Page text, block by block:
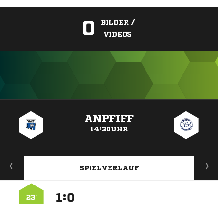
0
BILDER /
VIDEOS
ANPFIFF
14:30UHR
SPIELVERLAUF
:
23’